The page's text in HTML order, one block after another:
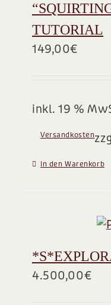
TUTORIAL
149,00€
inkl. 19 %
Versandkosten
In den Warenkorb
4.500,00€